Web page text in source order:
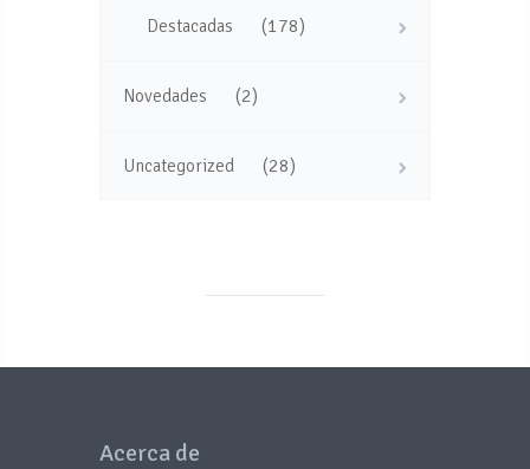
Destacadas (178)
Novedades (2)
Uncategorized (28)
Acerca de